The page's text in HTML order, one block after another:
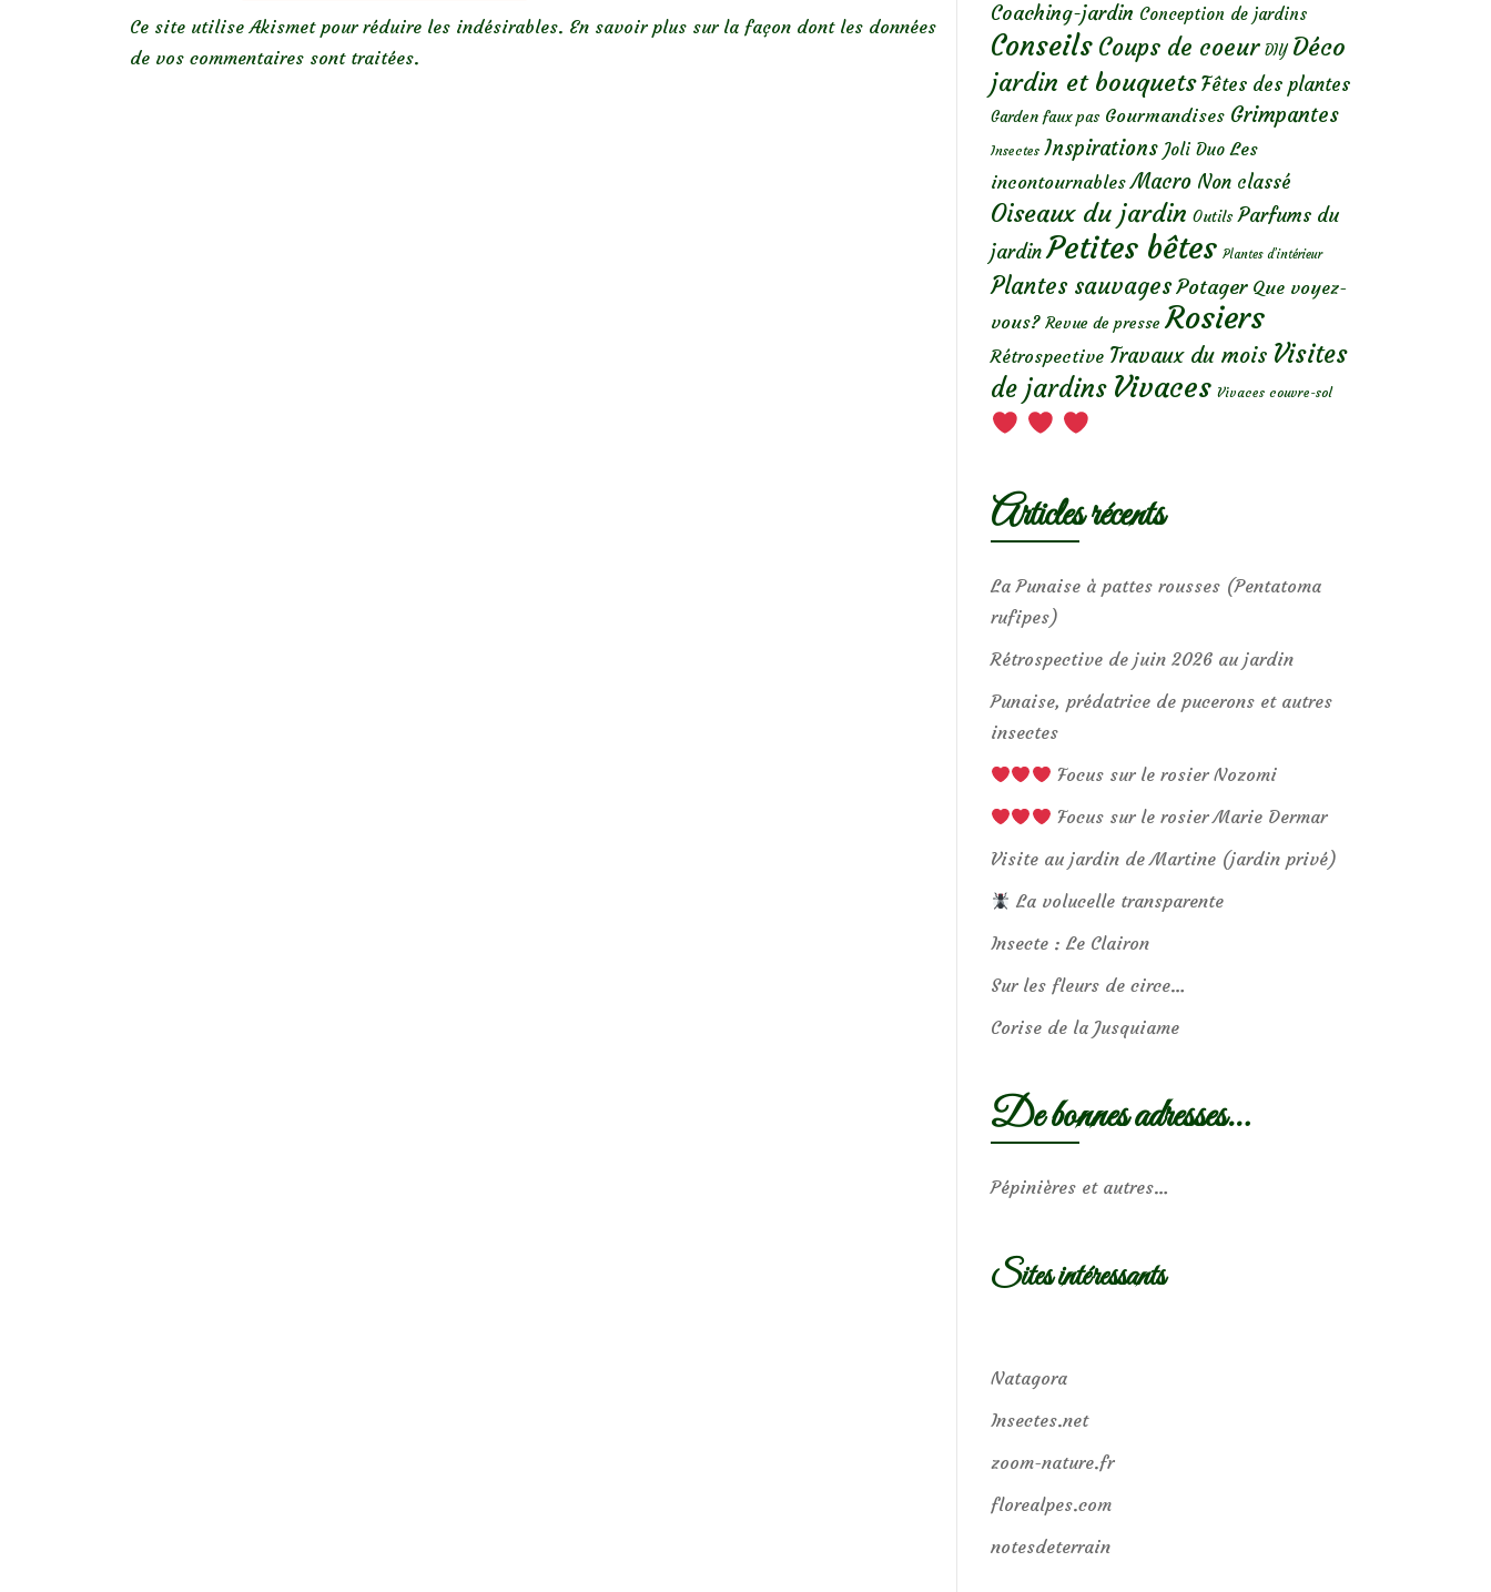
Ce site utilise Akismet pour réduire les indésirables. En savoir plus sur la façon dont les données
de vos commentaires sont traitées.
Coaching-jardin Conception de jardins
Conseils Coups de coeur DIY Déco
jardin et bouquets Fêtes des plantes
Garden faux pas Gourmandises Grimpantes
Insectes Inspirations Joli Duo Les
incontournables Macro Non classé
Oiseaux du jardin Outils Parfums du
jardin Petites bêtes Plantes d’intérieur
Plantes sauvages Potager Que voyez-
vous? Revue de presse Rosiers
Rétrospective Travaux du mois Visites
de jardins Vivaces Vivaces couvre-sol
Articles récents
La Punaise à pattes rousses (Pentatoma
rufipes)
Rétrospective de juin 2026 au jardin
Punaise, prédatrice de pucerons et autres
insectes
Focus sur le rosier Nozomi
Focus sur le rosier Marie Dermar
Visite au jardin de Martine (jardin privé)
La volucelle transparente
Insecte : Le Clairon
Sur les fleurs de circe…
Corise de la Jusquiame
De bonnes adresses…
Pépinières et autres…
Sites intéressants
Natagora
Insectes.net
zoom-nature.fr
florealpes.com
notesdeterrain